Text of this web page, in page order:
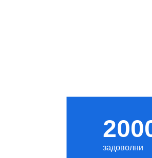
задоволни